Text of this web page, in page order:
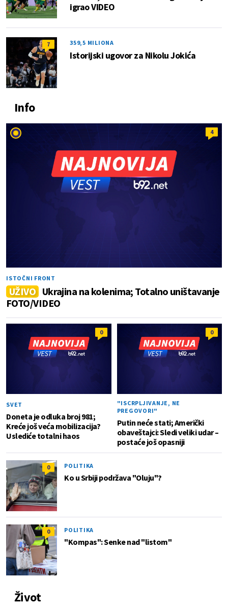
igrao VIDEO
7 359,5 MILIONA
Istorijski ugovor za Nikolu Jokića
Info
4
ISTOČNI FRONT
UŽIVO Ukrajina na kolenima; Totalno uništavanje
FOTO/VIDEO
0
SVET
Doneta je odluka broj 981;
Kreće još veća mobilizacija?
Uslediće totalni haos
0
"ISCRPLJIVANJE, NE
PREGOVORI"
Putin neće stati; Američki
obaveštajci: Sledi veliki udar –
postaće još opasniji
0 POLITIKA
Ko u Srbiji podržava "Oluju"?
0 POLITIKA
"Kompas": Senke nad "listom"
Život